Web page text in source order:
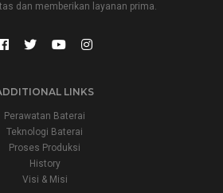
dan memberikan layanan prima.
LINKS
Perawatan Baterai
Teknologi Baterai
Proses Produksi
History
Visi & Misi